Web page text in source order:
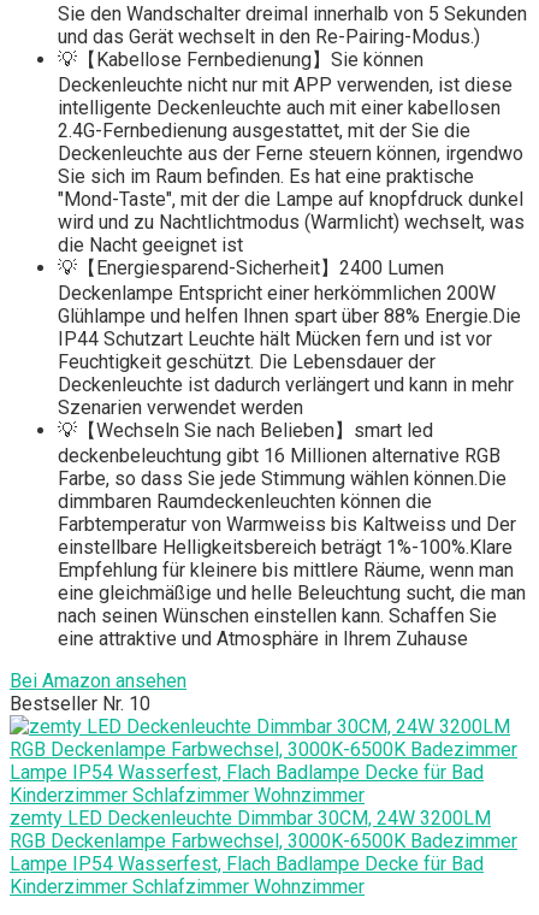
Sie den Wandschalter dreimal innerhalb von 5 Sekunden
und das Gerät wechselt in den Re-Pairing-Modus.)
💡【Kabellose Fernbedienung】Sie können
Deckenleuchte nicht nur mit APP verwenden, ist diese
intelligente Deckenleuchte auch mit einer kabellosen
2.4G-Fernbedienung ausgestattet, mit der Sie die
Deckenleuchte aus der Ferne steuern können, irgendwo
Sie sich im Raum befinden. Es hat eine praktische
"Mond-Taste", mit der die Lampe auf knopfdruck dunkel
wird und zu Nachtlichtmodus (Warmlicht) wechselt, was
die Nacht geeignet ist
💡【Energiesparend-Sicherheit】2400 Lumen
Deckenlampe Entspricht einer herkömmlichen 200W
Glühlampe und helfen Ihnen spart über 88% Energie.Die
IP44 Schutzart Leuchte hält Mücken fern und ist vor
Feuchtigkeit geschützt. Die Lebensdauer der
Deckenleuchte ist dadurch verlängert und kann in mehr
Szenarien verwendet werden
💡【Wechseln Sie nach Belieben】smart led
deckenbeleuchtung gibt 16 Millionen alternative RGB
Farbe, so dass Sie jede Stimmung wählen können.Die
dimmbaren Raumdeckenleuchten können die
Farbtemperatur von Warmweiss bis Kaltweiss und Der
einstellbare Helligkeitsbereich beträgt 1%-100%.Klare
Empfehlung für kleinere bis mittlere Räume, wenn man
eine gleichmäßige und helle Beleuchtung sucht, die man
nach seinen Wünschen einstellen kann. Schaffen Sie
eine attraktive und Atmosphäre in Ihrem Zuhause
Bei Amazon ansehen
Bestseller Nr. 10
zemty LED Deckenleuchte Dimmbar 30CM, 24W 3200LM
RGB Deckenlampe Farbwechsel, 3000K-6500K Badezimmer
Lampe IP54 Wasserfest, Flach Badlampe Decke für Bad
Kinderzimmer Schlafzimmer Wohnzimmer